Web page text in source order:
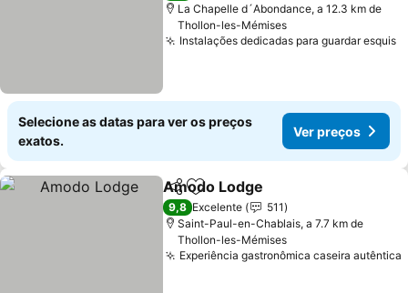
La Chapelle d´Abondance, a 12.3 km de
Thollon-les-Mémises
Instalações dedicadas para guardar esquis
Selecione as datas para ver os preços
exatos.
Ver preços
PartilharAdicionar aos favoritos
Amodo Lodge
9,8 Excelente
511
Saint-Paul-en-Chablais, a 7.7 km de
Thollon-les-Mémises
Experiência gastronômica caseira autêntica